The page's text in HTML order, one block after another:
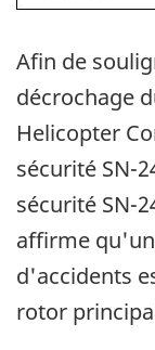
Afin de
décrochage
Helicopter
sécurité SN-
sécurité SN-
affirme
d'accidents
rotor